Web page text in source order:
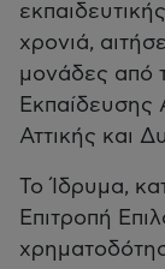
χρονιά,
μονάδες από
Εκπαίδευσης
Αττικής και
Το Ίδρυμα,
Επιτροπή